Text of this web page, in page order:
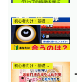
初心者向け・基礎知識
初心者向け・基礎知識